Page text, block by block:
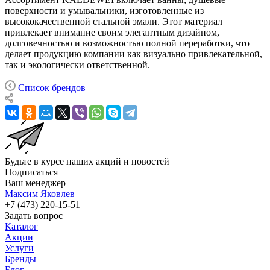
поверхности и умывальники, изготовленные из
высококачественной стальной эмали. Этот материал
привлекает внимание своим элегантным дизайном,
долговечностью и возможностью полной переработки, что
делает продукцию компании как визуально привлекательной,
так и экологически ответственной.
Список брендов
Будьте в курсе наших акций и новостей
Подписаться
Ваш менеджер
Максим Яковлев
+7 (473) 220-15-51
Задать вопрос
Каталог
Акции
Услуги
Бренды